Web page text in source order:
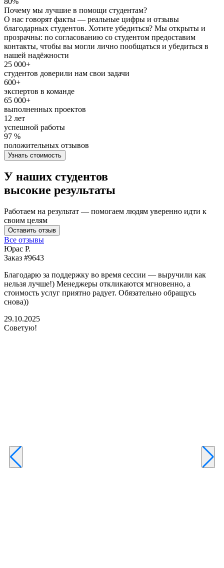
Почему мы лучшие в помощи студентам?
О нас говорят факты — реальные цифры и отзывы
благодарных студентов. Хотите убедиться? Мы открыты и
прозрачны: по согласованию со студентом предоставим
контакты, чтобы вы могли лично пообщаться и убедиться в
нашей надёжности
25 000+
студентов доверили нам свои задачи
600+
экспертов в команде
65 000+
выполненных проектов
12 лет
успешной работы
97 %
положительных отзывов
Узнать стоимость
У наших студентов
высокие результаты
Работаем на результат — помогаем людям уверенно идти к
своим целям
Оставить отзыв
Все отзывы
Юрас Р.
Заказ #9643
Благодарю за поддержку во время сессии — выручили как
нельзя лучше!) Менеджеры откликаются мгновенно, а
стоимость услуг приятно радует. Обязательно обращусь
снова))
29.10.2025
Советую!